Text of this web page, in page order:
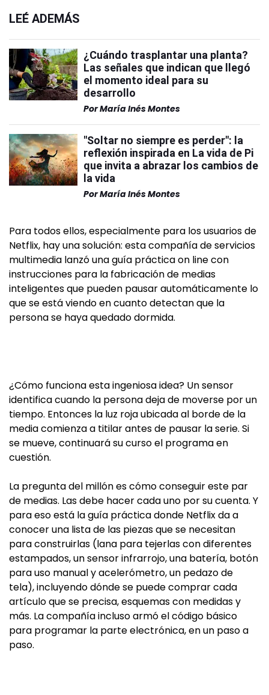
LEÉ ADEMÁS
¿Cuándo trasplantar una planta?
Las señales que indican que llegó
el momento ideal para su
desarrollo
PorMaría Inés Montes
"Soltar no siempre es perder": la
reflexión inspirada en La vida de Pi
que invita a abrazar los cambios de
la vida
PorMaría Inés Montes
Para todos ellos, especialmente para los usuarios de
Netflix, hay una solución: esta compañía de servicios
multimedia lanzó una guía práctica on line con
instrucciones para la fabricación de medias
inteligentes que pueden pausar automáticamente lo
que se está viendo en cuanto detectan que la
persona se haya quedado dormida.
¿Cómo funciona esta ingeniosa idea? Un sensor
identifica cuando la persona deja de moverse por un
tiempo. Entonces la luz roja ubicada al borde de la
media comienza a titilar antes de pausar la serie. Si
se mueve, continuará su curso el programa en
cuestión.
La pregunta del millón es cómo conseguir este par
de medias. Las debe hacer cada uno por su cuenta. Y
para eso está la guía práctica donde Netflix da a
conocer una lista de las piezas que se necesitan
para construirlas (lana para tejerlas con diferentes
estampados, un sensor infrarrojo, una batería, botón
para uso manual y acelerómetro, un pedazo de
tela), incluyendo dónde se puede comprar cada
artículo que se precisa, esquemas con medidas y
más. La compañía incluso armó el código básico
para programar la parte electrónica, en un paso a
paso.